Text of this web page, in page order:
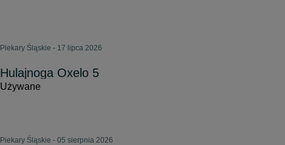
Piekary Śląskie - 17 lipca 2026
Hulajnoga Oxelo 5
Używane
Piekary Śląskie - 05 sierpnia 2026